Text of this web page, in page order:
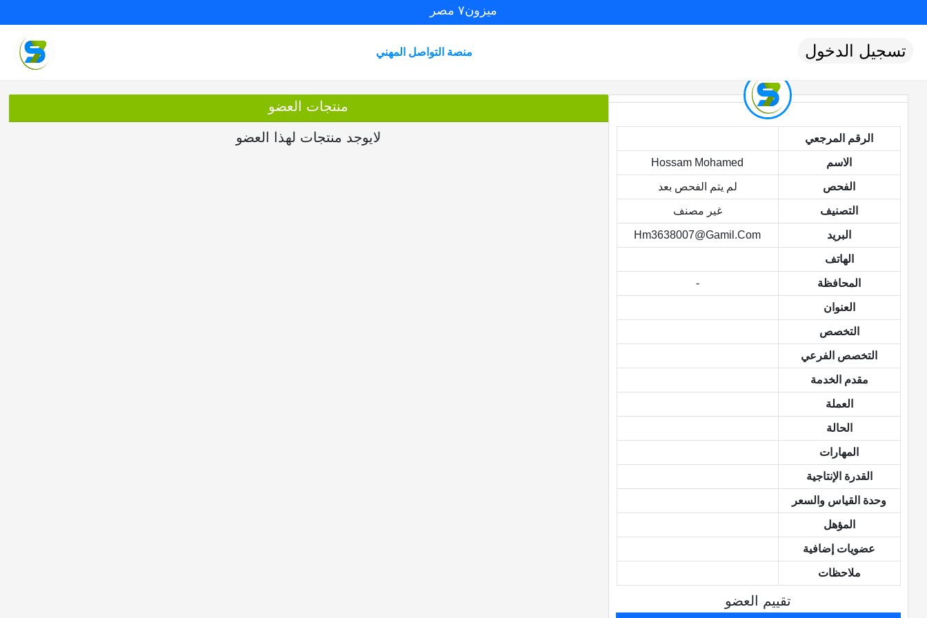
ميزون٧ مصر
منصة التواصل المهني تسجيل الدخول
الرقم المرجعي
الاسم Hossam Mohamed
الفحص لم يتم الفحص بعد
التصنيف غير مصنف
البريد Hm3638007@gamil.com
الهاتف
المحافظة -
العنوان
التخصص
التخصص الفرعي
مقدم الخدمة
العملة
الحالة
المهارات
القدرة الإنتاجية
وحدة القياس والسعر
المؤهل
عضويات إضافية
ملاحظات
تقييم العضو
منتجات العضو
لايوجد منتجات لهذا العضو